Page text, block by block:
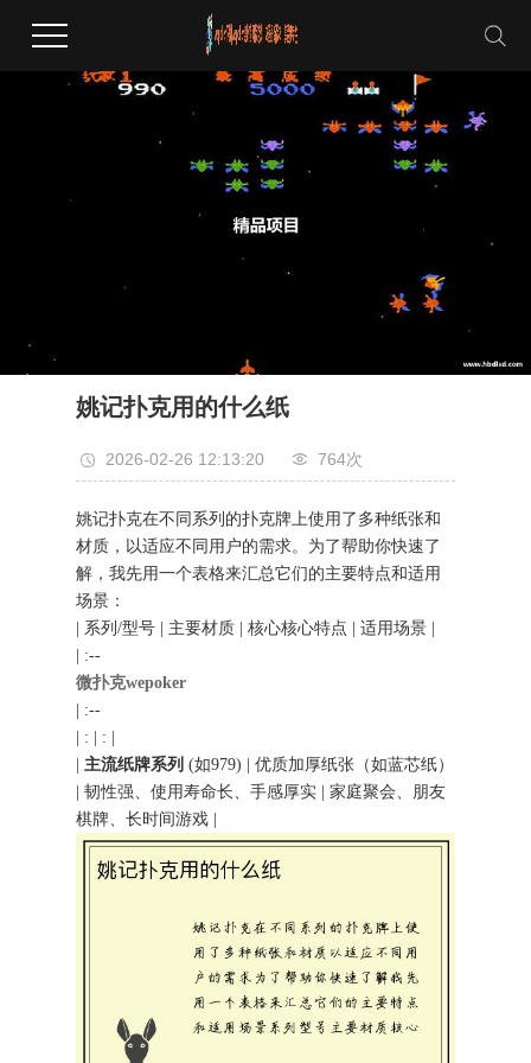
姚记扑克用的什么纸
2026-02-26 12:13:20 764次
姚记扑克在不同系列的扑克牌上使用了多种纸张和
材质，以适应不同用户的需求。为了帮助你快速了
解，我先用一个表格来汇总它们的主要特点和适用
场景：
| 系列/型号 | 主要材质 | 核心核心特点 | 适用场景 |
| :--
微扑克wepoker
| :--
| : | : |
主流纸牌系列 (如979) | 优质加厚纸张（如蓝芯纸）
| 韧性强、使用寿命长、手感厚实 | 家庭聚会、朋友
棋牌、长时间游戏 |